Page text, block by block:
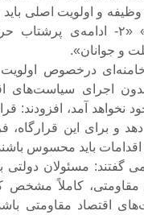
و جوانان».
درخصوص اولویت
اجرای سیاست‌های
نخواهد آمد، افزودند:
و برای این قرارگاه،
باید محسوس
گفتند: مسئولان
مقاومتی، کاملاً مشخص
اقتصاد مقاومتی